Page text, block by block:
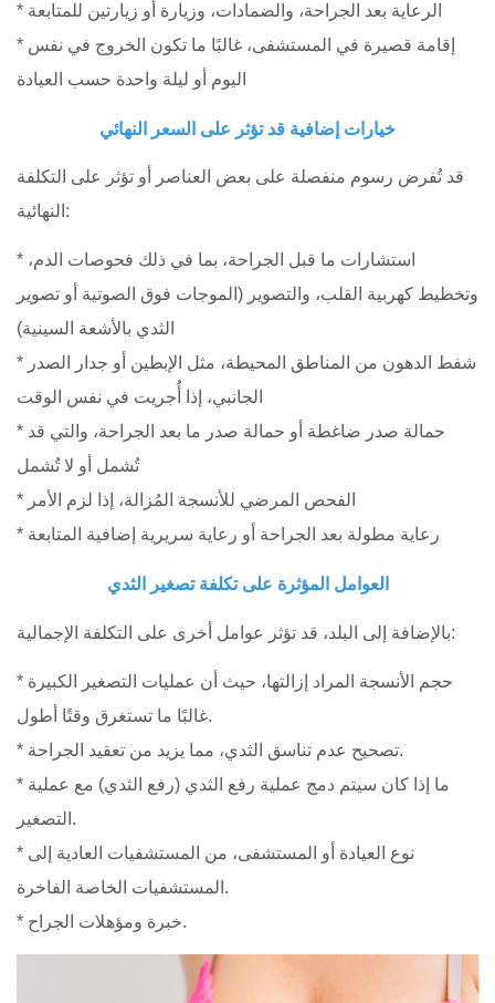
* الرعاية بعد الجراحة، والضمادات، وزيارة أو زيارتين للمتابعة
* إقامة قصيرة في المستشفى، غالبًا ما تكون الخروج في نفس
اليوم أو ليلة واحدة حسب العيادة
خيارات إضافية قد تؤثر على السعر النهائي
قد تُفرض رسوم منفصلة على بعض العناصر أو تؤثر على التكلفة
النهائية:
* استشارات ما قبل الجراحة، بما في ذلك فحوصات الدم،
وتخطيط كهربية القلب، والتصوير (الموجات فوق الصوتية أو تصوير
الثدي بالأشعة السينية)
* شفط الدهون من المناطق المحيطة، مثل الإبطين أو جدار الصدر
الجانبي، إذا أُجريت في نفس الوقت
* حمالة صدر ضاغطة أو حمالة صدر ما بعد الجراحة، والتي قد
تُشمل أو لا تُشمل
* الفحص المرضي للأنسجة المُزالة، إذا لزم الأمر
* رعاية مطولة بعد الجراحة أو رعاية سريرية إضافية المتابعة
العوامل المؤثرة على تكلفة تصغير الثدي
بالإضافة إلى البلد، قد تؤثر عوامل أخرى على التكلفة الإجمالية:
* حجم الأنسجة المراد إزالتها، حيث أن عمليات التصغير الكبيرة
غالبًا ما تستغرق وقتًا أطول.
* تصحيح عدم تناسق الثدي، مما يزيد من تعقيد الجراحة.
* ما إذا كان سيتم دمج عملية رفع الثدي (رفع الثدي) مع عملية
التصغير.
* نوع العيادة أو المستشفى، من المستشفيات العادية إلى
المستشفيات الخاصة الفاخرة.
* خبرة ومؤهلات الجراح.